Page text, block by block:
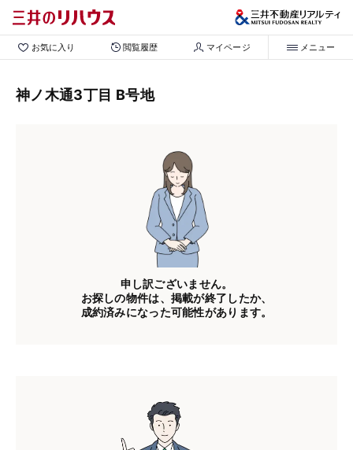
お気に入り 閲覧履歴 マイページ メニュー
神ノ木通3丁目 B号地
申し訳ございません。
お探しの物件は、掲載が終了したか、
成約済みになった可能性があります。